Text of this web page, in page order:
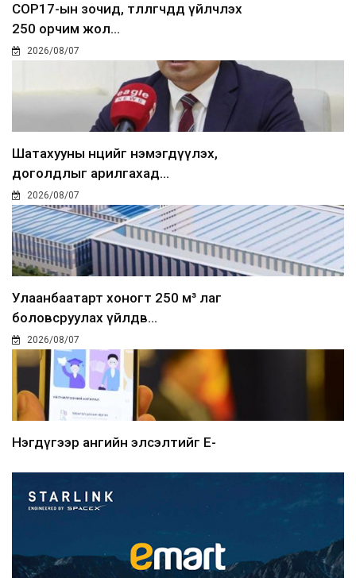
COP17-ын зочид, төлөөлөгчдөд үйлчлэх
250 орчим жол...
2026/08/07
Шатахууны нөөцийг нэмэгдүүлэх,
доголдлыг арилгахад...
2026/08/07
Улаанбаатарт хоногт 250 м³ лаг
боловсруулах үйлдв...
2026/08/07
Нэгдүгээр ангийн элсэлтийг E-